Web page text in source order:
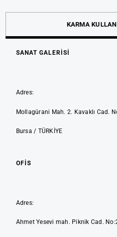
KARMA
SANAT GALERİSİ
Adres:
Mollagürani Mah. 2. Kavaklı Cad.
Bursa / TÜRKİYE
OFIS
Adres:
Ahmet Yesevi mah. Piknik Cad.